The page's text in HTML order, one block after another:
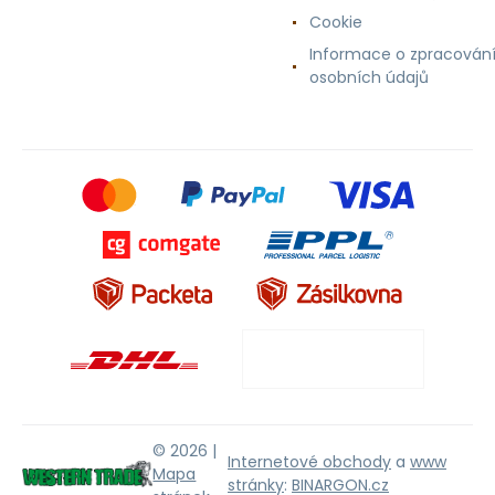
Cookie
Informace o zpracování
osobních údajů
© 2026 |
Mapa
Internetové obchody a www
stránky: BINARGON.cz